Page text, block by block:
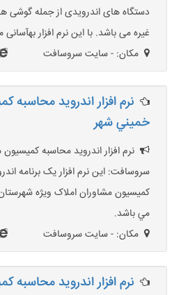
دستگاه های اندرویدی از جمله گوشی
غیره می باشد. با این نرم افزار
مکان: - سایت سروسافت
نرم افزار اندرويد محاسبه
خميني شهر
نرم افزار اندرويد محاسبه
سروسافت: اين نرم افزار يک برنامه
کميسيون مشاوران املاک ويژه
مي باشد.
مکان: - سایت سروسافت
نرم افزار اندروید محاسبه